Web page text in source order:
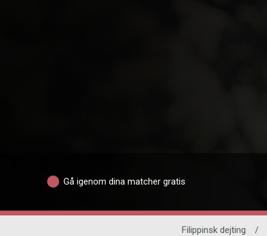
Gå igenom dina matcher gratis
Filippinsk dejting /